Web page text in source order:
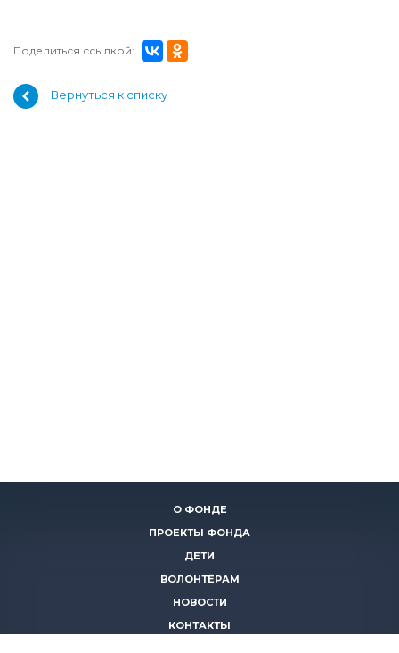
Поделиться ссылкой:
Вернуться к списку
О ФОНДЕ
ПРОЕКТЫ ФОНДА
ДЕТИ
ВОЛОНТЁРАМ
НОВОСТИ
КОНТАКТЫ